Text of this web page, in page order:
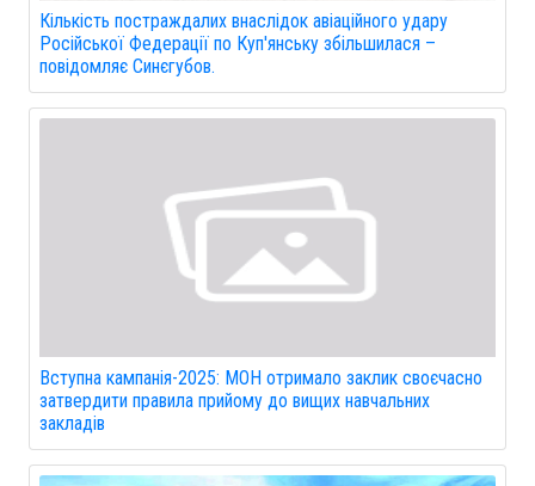
Кількість постраждалих внаслідок авіаційного удару
Російської Федерації по Куп'янську збільшилася –
повідомляє Синєгубов.
Вступна кампанія-2025: МОН отримало заклик своєчасно
затвердити правила прийому до вищих навчальних
закладів